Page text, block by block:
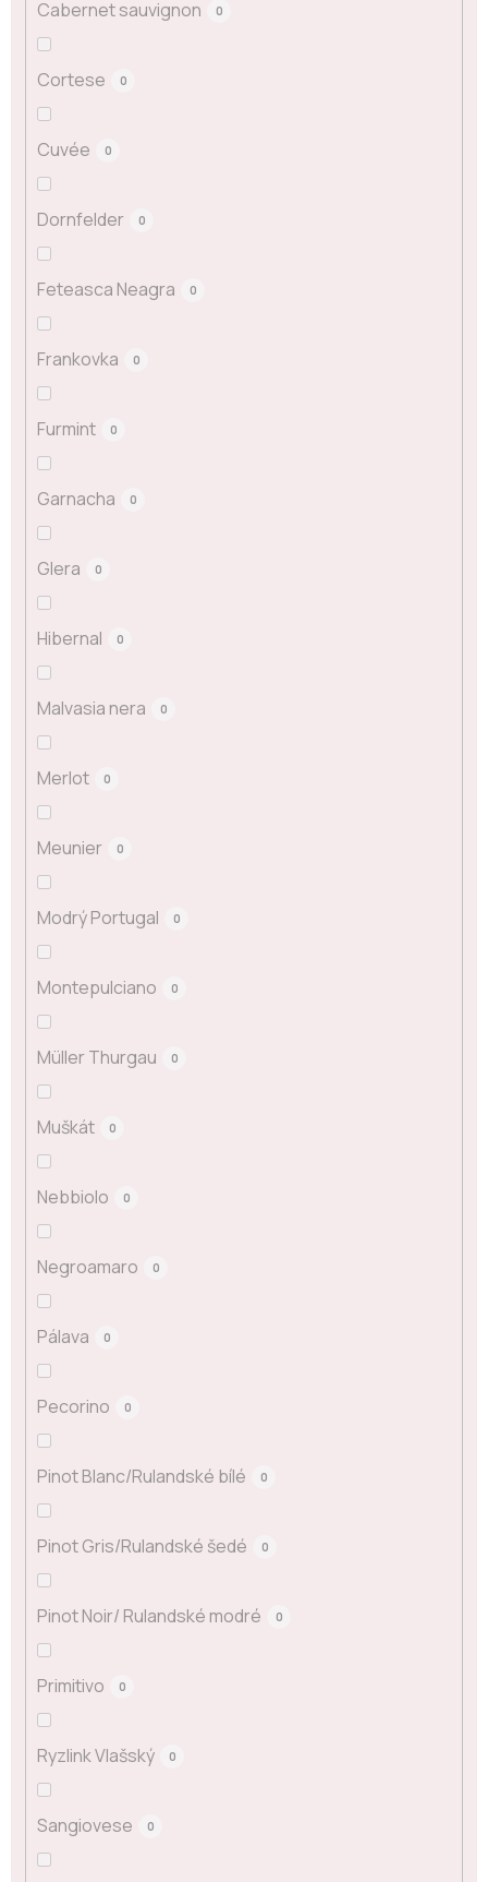
Cabernet sauvignon 0
Cortese 0
Cuvée 0
Dornfelder 0
Feteasca Neagra 0
Frankovka 0
Furmint 0
Garnacha 0
Glera 0
Hibernal 0
Malvasia nera 0
Merlot 0
Meunier 0
Modrý Portugal 0
Montepulciano 0
Müller Thurgau 0
Muškát 0
Nebbiolo 0
Negroamaro 0
Pálava 0
Pecorino 0
Pinot Blanc/Rulandské bílé 0
Pinot Gris/Rulandské šedé 0
Pinot Noir/ Rulandské modré 0
Primitivo 0
Ryzlink Vlašský 0
Sangiovese 0